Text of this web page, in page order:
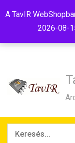
A TavIR
2026-08-